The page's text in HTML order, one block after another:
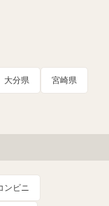
大分県 宮崎県
ンビニ